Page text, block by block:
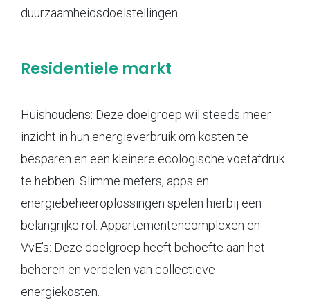
duurzaamheidsdoelstellingen
Residentiele markt
Huishoudens: Deze doelgroep wil steeds meer
inzicht in hun energieverbruik om kosten te
besparen en een kleinere ecologische voetafdruk
te hebben. Slimme meters, apps en
energiebeheeroplossingen spelen hierbij een
belangrijke rol. Appartementencomplexen en
VvE’s: Deze doelgroep heeft behoefte aan het
beheren en verdelen van collectieve
energiekosten.